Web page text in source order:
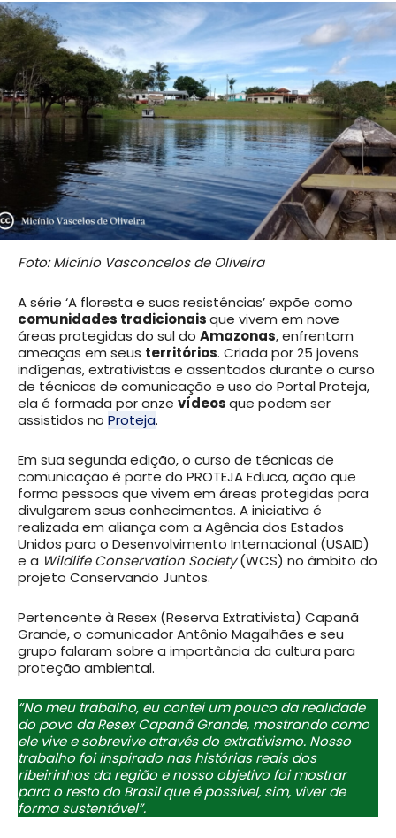
Foto: Micínio Vasconcelos de Oliveira
A série ‘A floresta e suas resistências’ expõe como
comunidades tradicionaisque vivem em nove
áreas protegidas do sul do Amazonas, enfrentam
ameaças em seus territórios. Criada por 25 jovens
indígenas, extrativistas e assentados durante o curso
de técnicas de comunicação e uso do Portal Proteja,
ela é formada por onze vídeosque podem ser
assistidos no Proteja.
Em sua segunda edição, o curso de técnicas de
comunicação é parte do PROTEJA Educa, ação que
forma pessoas que vivem em áreas protegidas para
divulgarem seus conhecimentos. A iniciativa é
realizada em aliança com a Agência dos Estados
Unidos para o Desenvolvimento Internacional (USAID)
e a Wildlife Conservation Society(WCS) no âmbito do
projeto Conservando Juntos.
Pertencente à Resex (Reserva Extrativista) Capanã
Grande, o comunicador Antônio Magalhães e seu
grupo falaram sobre a importância da cultura para
proteção ambiental.
“No meu trabalho, eu contei um pouco da realidade
do povo da Resex Capanã Grande, mostrando como
ele vive e sobrevive através do extrativismo. Nosso
trabalho foi inspirado nas histórias reais dos
ribeirinhos da região e nosso objetivo foi mostrar
para o resto do Brasil que é possível, sim, viver de
forma sustentável”.